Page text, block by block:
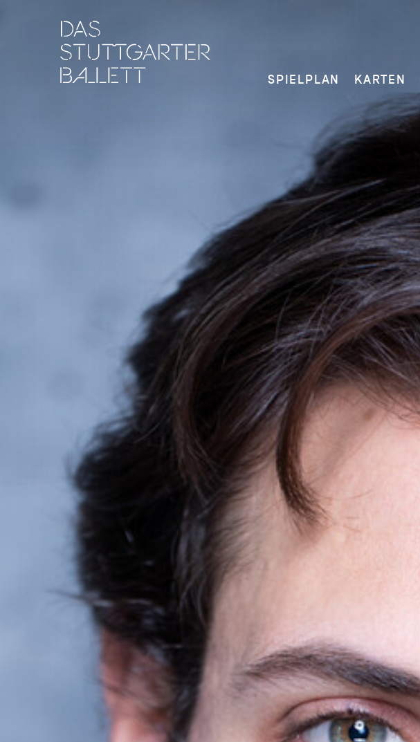
SPIELPLAN KARTEN